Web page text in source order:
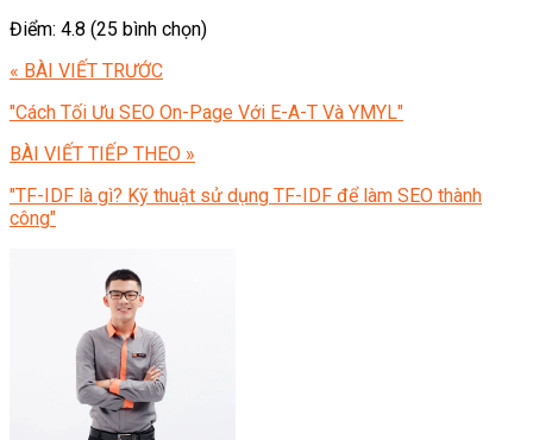
Điểm: 4.8 (25 bình chọn)
« BÀI VIẾT TRƯỚC
"Cách Tối Ưu SEO On-Page Với E-A-T Và YMYL"
BÀI VIẾT TIẾP THEO »
"TF-IDF là gì? Kỹ thuật sử dụng TF-IDF để làm SEO thành
công"